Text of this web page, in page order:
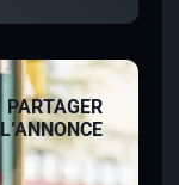
PARTAGER
L’ANNONCE